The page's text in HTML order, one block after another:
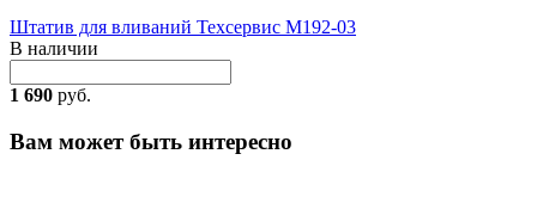
Штатив для вливаний Техсервис М192-03
В наличии
1 690 руб.
Вам может быть интересно